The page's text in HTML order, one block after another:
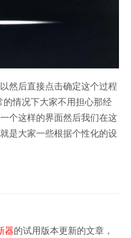
后直接点击确定这个过程
情况下大家不用担心那经
个这样的界面然后我们在这
是大家一些根据个性化的设
器的试用版本更新的文章，